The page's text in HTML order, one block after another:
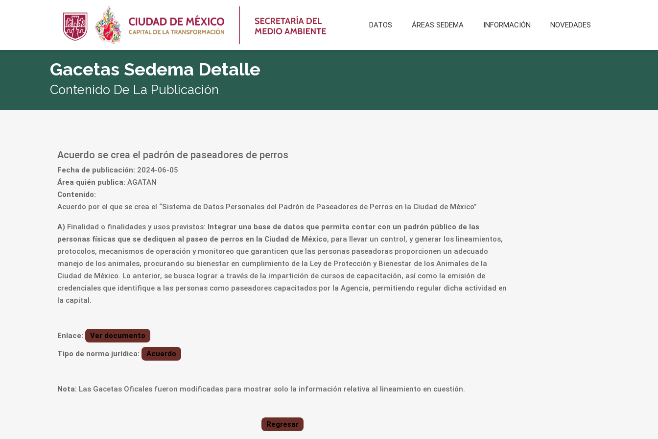
DATOS ÁREAS SEDEMA INFORMACIÓN NOVEDADES
Gacetas Sedema Detalle
Contenido De La Publicación
Acuerdo se crea el padrón de paseadores de perros
Fecha de publicación: 2024-06-05
Área quién publica: AGATAN
Contenido:
Acuerdo por el que se crea el “Sistema de Datos Personales del Padrón de Paseadores de Perros en la Ciudad de México”
A) Finalidad o finalidades y usos previstos: Integrar una base de datos que permita contar con un padrón público de las
personas físicas que se dediquen al paseo de perros en la Ciudad de México, para llevar un control, y generar los lineamientos,
protocolos, mecanismos de operación y monitoreo que garanticen que las personas paseadoras proporcionen un adecuado
manejo de los animales, procurando su bienestar en cumplimiento de la Ley de Protección y Bienestar de los Animales de la
Ciudad de México. Lo anterior, se busca lograr a través de la impartición de cursos de capacitación, así como la emisión de
credenciales que identifique a las personas como paseadores capacitados por la Agencia, permitiendo regular dicha actividad en
la capital.
Enlace: Ver documento
Tipo de norma jurídica: Acuerdo
Nota: Las Gacetas Oficales fueron modificadas para mostrar solo la información relativa al lineamiento en cuestión.
Regresar